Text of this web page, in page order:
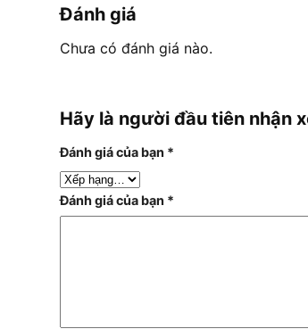
Đánh giá
Chưa có đánh giá nào.
Hãy là người đầu tiên nhận
Đánh giá của bạn *
Đánh giá của bạn *